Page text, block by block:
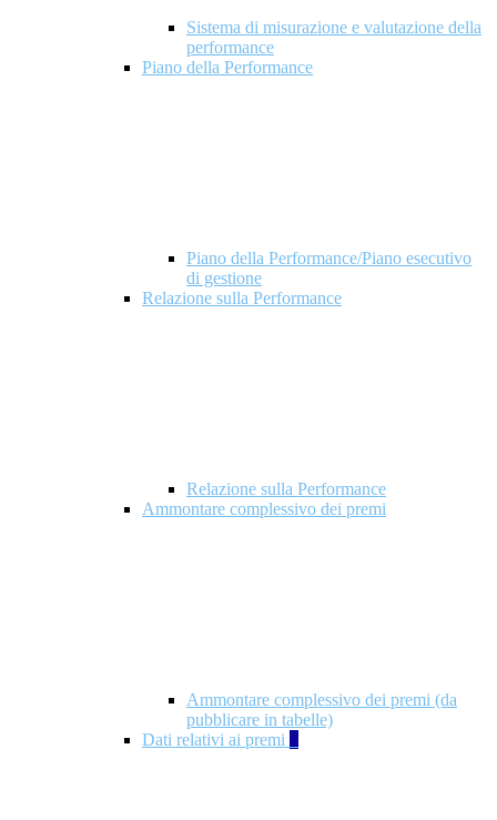
Sistema di misurazione e valutazione della
performance
Piano della Performance
Piano della Performance/Piano esecutivo
di gestione
Relazione sulla Performance
Relazione sulla Performance
Ammontare complessivo dei premi
Ammontare complessivo dei premi (da
pubblicare in tabelle)
Dati relativi ai premi 5